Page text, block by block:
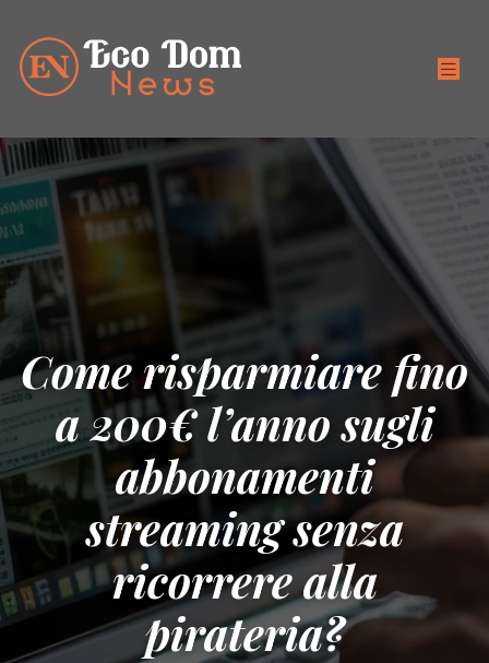
Come risparmiare fino
a 200€ l’anno sugli
abbonamenti
streaming senza
ricorrere alla
pirateria?